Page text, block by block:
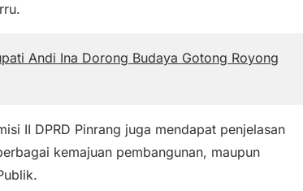
Andi Ina Dorong Budaya Gotong Royong
II DPRD Pinrang juga mendapat penjelasan
kemajuan pembangunan, maupun